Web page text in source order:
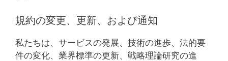
規約の変更、更新、および通知
私たちは、サービスの発展、技術の進歩、法的要
件の変化、業界標準の更新、戦略理論研究の進